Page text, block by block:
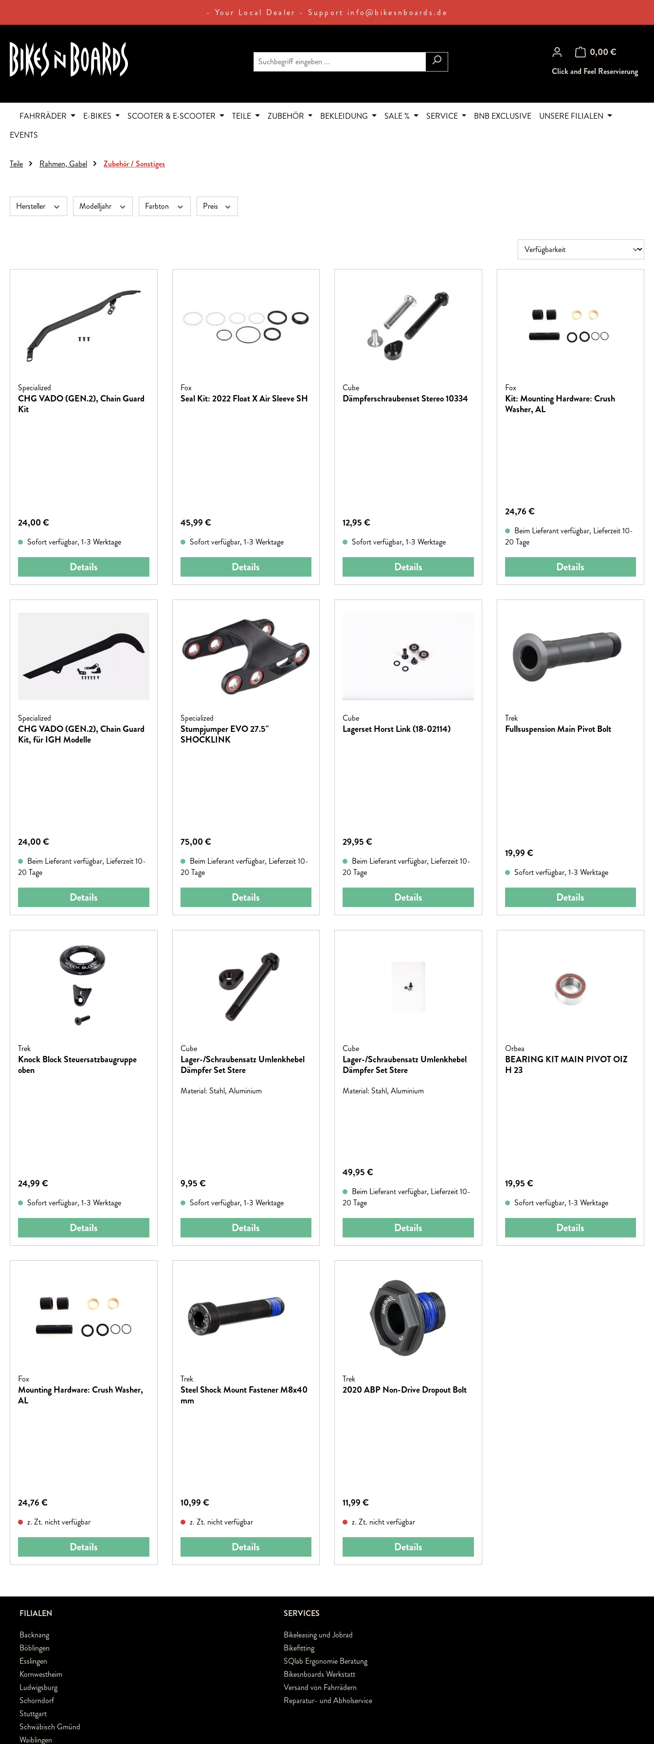
- Your Local Dealer - Support info@bikesnboards.de
0,00 €
Warenkorb enthält 0
Click and Feel Reservierung
FAHRRÄDER E-BIKES SCOOTER & E-SCOOTER TEILE ZUBEHÖR BEKLEIDUNG SALE % SERVICE BNB EXCLUSIVE
UNSERE FILIALEN
EVENTS
Teile Rahmen, Gabel Zubehör / Sonstiges
Hersteller Modelljahr Farbton Preis
Specialized
CHG VADO (GEN.2), Chain Guard
Kit
Regulärer Preis:
24,00 €
Sofort verfügbar, 1-3 Werktage
Details
Fox
Seal Kit: 2022 Float X Air Sleeve SH
Regulärer Preis:
45,99 €
Sofort verfügbar, 1-3 Werktage
Details
Cube
Dämpferschraubenset Stereo 10334
Regulärer Preis:
12,95 €
Sofort verfügbar, 1-3 Werktage
Details
Fox
Kit: Mounting Hardware: Crush
Washer, AL
Regulärer Preis:
24,76 €
Beim Lieferant verfügbar, Lieferzeit 10-
20 Tage
Details
Specialized
CHG VADO (GEN.2), Chain Guard
Kit, für IGH Modelle
Regulärer Preis:
24,00 €
Beim Lieferant verfügbar, Lieferzeit 10-
20 Tage
Details
Specialized
Stumpjumper EVO 27.5"
SHOCKLINK
Regulärer Preis:
75,00 €
Beim Lieferant verfügbar, Lieferzeit 10-
20 Tage
Details
Cube
Lagerset Horst Link (18-02114)
Regulärer Preis:
29,95 €
Beim Lieferant verfügbar, Lieferzeit 10-
20 Tage
Details
Trek
Fullsuspension Main Pivot Bolt
Regulärer Preis:
19,99 €
Sofort verfügbar, 1-3 Werktage
Details
Trek
Knock Block Steuersatzbaugruppe
oben
Regulärer Preis:
24,99 €
Sofort verfügbar, 1-3 Werktage
Details
Cube
Lager-/Schraubensatz Umlenkhebel
Dämpfer Set Stere
Material: Stahl, Aluminium
Regulärer Preis:
9,95 €
Sofort verfügbar, 1-3 Werktage
Details
Cube
Lager-/Schraubensatz Umlenkhebel
Dämpfer Set Stere
Material: Stahl, Aluminium
Regulärer Preis:
49,95 €
Beim Lieferant verfügbar, Lieferzeit 10-
20 Tage
Details
Orbea
BEARING KIT MAIN PIVOT OIZ
H 23
Regulärer Preis:
19,95 €
Sofort verfügbar, 1-3 Werktage
Details
Fox
Mounting Hardware: Crush Washer,
AL
Regulärer Preis:
24,76 €
z. Zt. nicht verfügbar
Details
Trek
Steel Shock Mount Fastener M8x40
mm
Regulärer Preis:
10,99 €
z. Zt. nicht verfügbar
Details
Trek
2020 ABP Non-Drive Dropout Bolt
Regulärer Preis:
11,99 €
z. Zt. nicht verfügbar
Details
FILIALEN
Backnang
Böblingen
Esslingen
Kornwestheim
Ludwigsburg
Schorndorf
Stuttgart
Schwäbisch Gmünd
Waiblingen
SERVICES
Bikeleasing und Jobrad
Bikefitting
SQlab Ergonomie Beratung
Bikesnboards Werkstatt
Versand von Fahrrädern
Reparatur- und Abholservice